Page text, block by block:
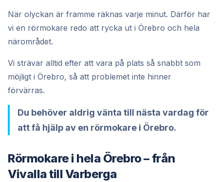
När olyckan är framme räknas varje minut. Därför har
vi en rörmokare redo att rycka ut i Örebro och hela
närområdet.
Vi strävar alltid efter att vara på plats så snabbt som
möjligt i Örebro, så att problemet inte hinner
förvärras.
Du behöver aldrig vänta till nästa vardag för
att få hjälp av en rörmokare i Örebro.
Rörmokare i hela Örebro – från
Vivalla till Varberga